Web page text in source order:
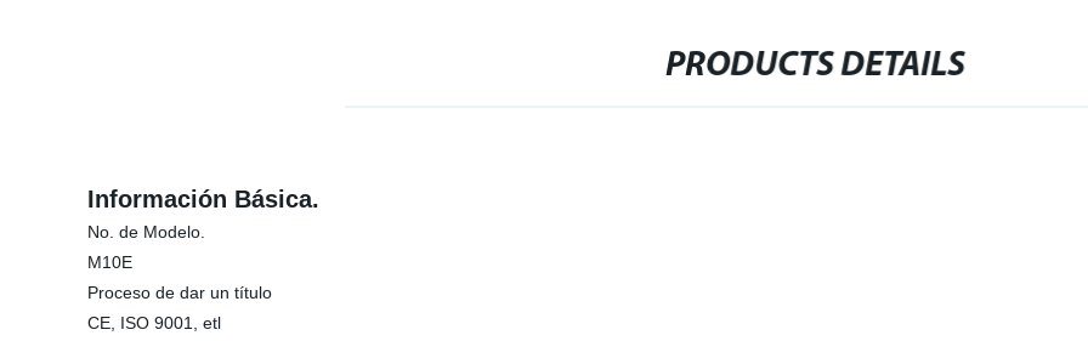
PRODUCTS DETAILS
Información Básica.
No. de Modelo.
M10E
Proceso de dar un título
CE, ISO 9001, etl